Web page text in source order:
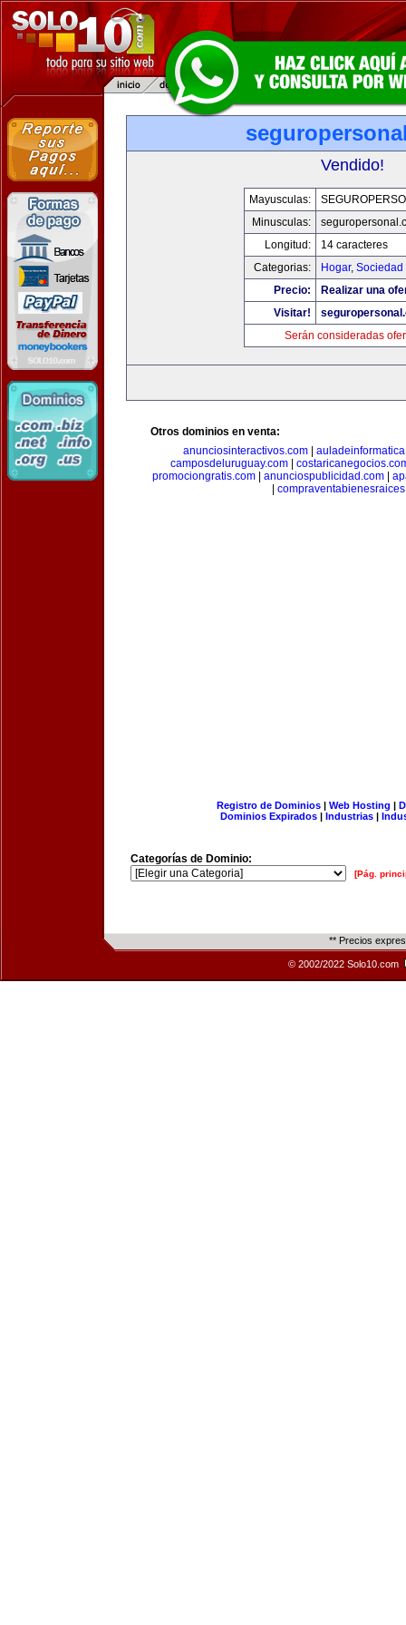
Vendido!
Mayusculas:
Minusculas:
Longitud:
14 caracteres
Categorias:
Hogar, Sociedad
Precio:
Realizar una
Visitar!
Serán consideradas
Otros dominios en venta:
anunciosinteractivos.com|
camposdeluruguay.com|
promociongratis.com
anunciospublicidad.com
Registro de Dominios| Web Hosting |
Dominios Expirados | Industrias |
Categorías de Dominio:
[Pág.
** Precios
© 2002/2022 Solo10.com